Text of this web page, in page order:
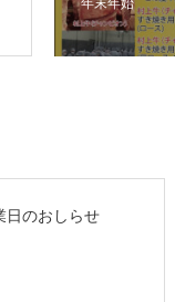
日のおしらせ